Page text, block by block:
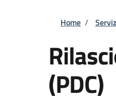
Home /
(PDC)